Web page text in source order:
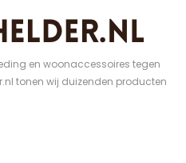
en woonaccessoires tegen
tonen wij duizenden producten